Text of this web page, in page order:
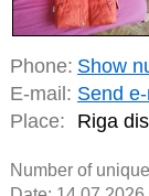
Phone: Show
E-mail: Send e-
Place:
Riga
Number of